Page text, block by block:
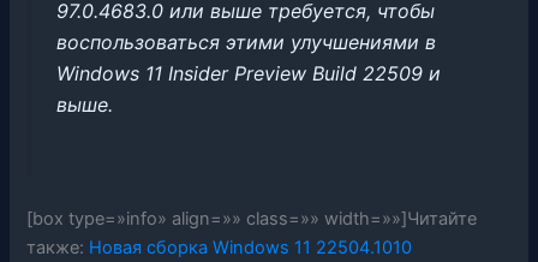
97.0.4683.0 или выше требуется, чтобы
воспользоваться этими улучшениями в
Windows 11 Insider Preview Build 22509 и
выше.
[box type=»info» align=»» class=»» width=»»]Читайте
также: Новая сборка Windows 11 22504.1010